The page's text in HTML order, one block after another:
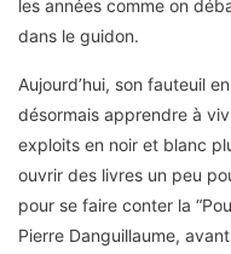
les années comme on
dans le guidon.
Aujourd’hui, son fauteuil
désormais apprendre à
exploits en noir et blanc
ouvrir des livres un peu
pour se faire conter la
Pierre Danguillaume,